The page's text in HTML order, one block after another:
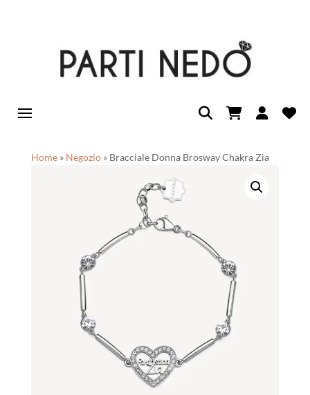
Home» Negozio» Bracciale Donna Brosway Chakra Zia